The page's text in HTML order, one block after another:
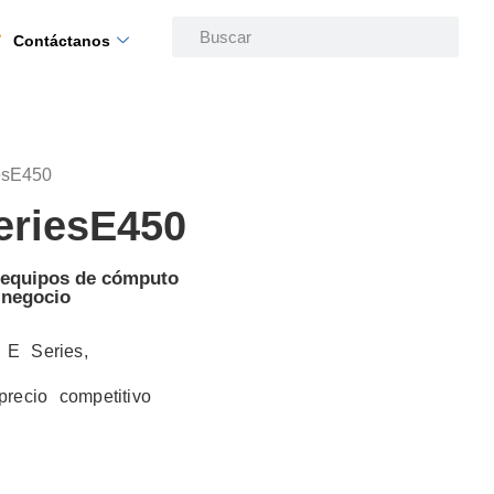
Contáctanos
de cómputo
Series,
competitivo